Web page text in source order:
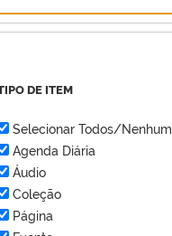
DE ITEM
Selecionar Todos/Nenhum
Agenda Diária
Áudio
Coleção
Página